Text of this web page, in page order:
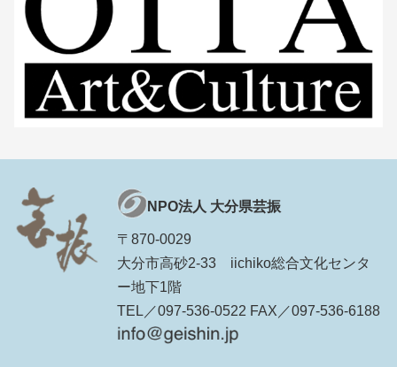
NPO法人 大分県芸振
〒870-0029
大分市高砂2-33 iichiko総合文化センタ
ー地下1階
TEL／097-536-0522 FAX／097-536-6188